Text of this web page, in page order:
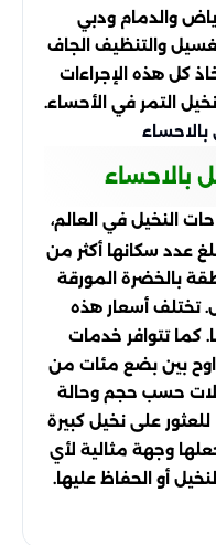
والدمام ودبي
والتنظيف الجاف
كل هذه الإجراءات
التمر في الأحساء.
بالاحساء
النخيل في العالم،
ويبلغ عدد سكانها أكثر من
بالخضرة المورقة
تختلف أسعار هذه
كما تتوافر خدمات
بين بضع مئات من
حسب حجم وحالة
للعثور على نخيل كبيرة
وجهة مثالية لأي
أو الحفاظ عليها.